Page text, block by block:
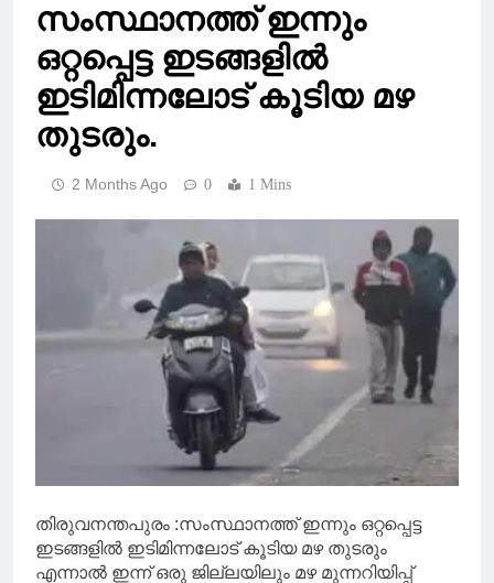
സംസ്ഥാനത്ത് ഇന്നും
ഒറ്റപ്പെട്ട ഇടങ്ങളിൽ
ഇടിമിന്നലോട് കൂടിയ മഴ
തുടരും.
2 Months Ago 0 1 Mins
തിരുവനന്തപുരം :സംസ്ഥാനത്ത് ഇന്നും ഒറ്റപ്പെട്ട
ഇടങ്ങളിൽ ഇടിമിന്നലോട് കൂടിയ മഴ തുടരും
എന്നാൽ ഇന്ന് ഒരു ജില്ലയിലും മഴ മുന്നറിയിപ്പ്